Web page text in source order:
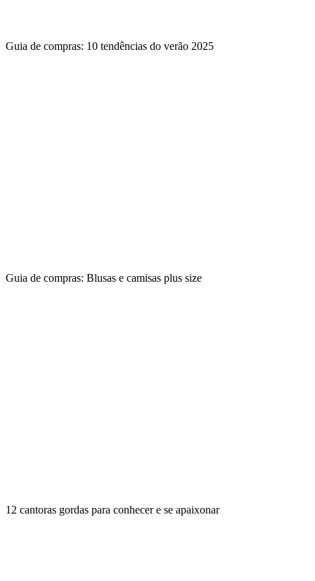
Guia de compras: 10 tendências do verão 2025
Guia de compras: Blusas e camisas plus size
12 cantoras gordas para conhecer e se apaixonar